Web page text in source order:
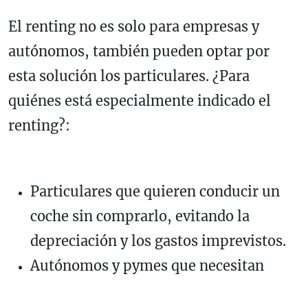
El renting no es solo para empresas y
autónomos, también pueden optar por
esta solución los particulares. ¿Para
quiénes está especialmente indicado el
renting?:
Particulares que quieren conducir un
coche sin comprarlo, evitando la
depreciación y los gastos imprevistos.
Autónomos y pymes que necesitan